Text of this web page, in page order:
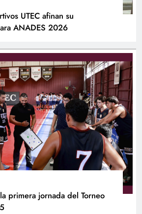
UTEC afinan su
ANADES 2026
primera jornada del Torneo